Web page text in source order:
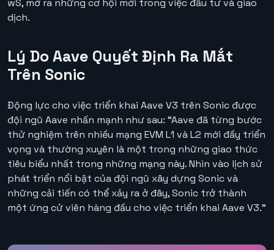
dịch.
Lý Do Aave Quyết Định Ra Mắt
Trên Sonic
Động lực cho việc triển khai Aave V3 trên Sonic được
đội ngũ Aave nhấn mạnh như sau: “Aave đã từng bước
thử nghiệm trên nhiều mạng EVM L1 và L2 mới đầy triển
vọng và thường xuyên là một trong những giao thức
tiêu biểu nhất trong những mạng này. Nhìn vào lịch sử
phát triển nổi bật của đội ngũ xây dựng Sonic và
những cải tiến có thể xảy ra ở đây, Sonic trở thành
một ứng cử viên hàng đầu cho việc triển khai Aave V3.”